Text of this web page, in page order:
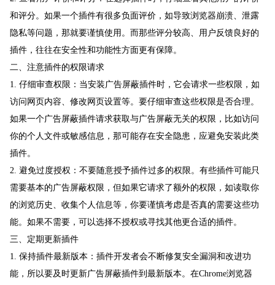
和评分。如果一个插件有很多负面评价，如导致浏览器崩溃、泄露
隐私等问题，那就要谨慎使用。而那些评分较高、用户反馈良好的
插件，往往在安全性和功能性方面更有保障。
二、注意插件的权限请求
1. 仔细审查权限：当安装广告屏蔽插件时，它会请求一些权限，如
访问网页内容、修改网页设置等。要仔细审查这些权限是否合理。
如果一个广告屏蔽插件请求获取与广告屏蔽无关的权限，比如访问
你的个人文件或敏感信息，那可能存在安全隐患，应避免安装此类
插件。
2. 避免过度授权：不要随意授予插件过多的权限。有些插件可能只
需要基本的广告屏蔽权限，但如果它请求了额外的权限，如读取你
的浏览历史、收集个人信息等，你要谨慎考虑是否真的需要这些功
能。如果不需要，可以选择不授权或寻找其他更合适的插件。
三、定期更新插件
1. 保持插件最新版本：插件开发者会不断修复安全漏洞和改进功
能，所以要及时更新广告屏蔽插件到最新版本。在Chrome浏览器